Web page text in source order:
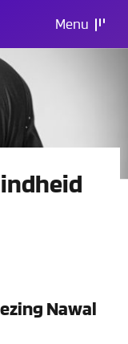
Menu
Nawal